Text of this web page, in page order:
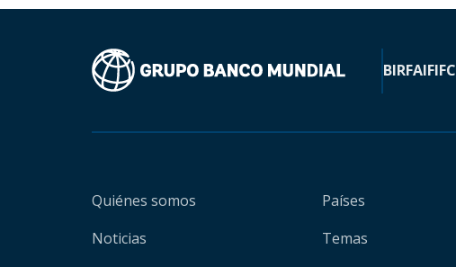
BIRFAIFIFC
Quiénes somos
Noticias
Países
Temas